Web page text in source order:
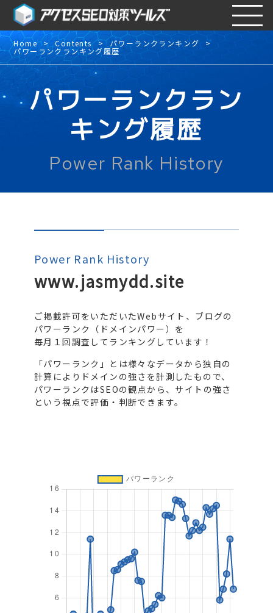
Home Contents パワーランクランキング
パワーランクランキング履歴
パワーランクラン
キング履歴
Power Rank History
Power Rank History
www.jasmydd.site
ご掲載許可をいただいたWebサイト、ブログの
パワーランク（ドメインパワー）を
毎月１回調査してランキングしています！
「パワーランク」とは様々なデータから独自の
計算によりドメインの強さを計測したもので、
パワーランクはSEOの観点から、サイトの強さ
という視点で評価・判断できます。